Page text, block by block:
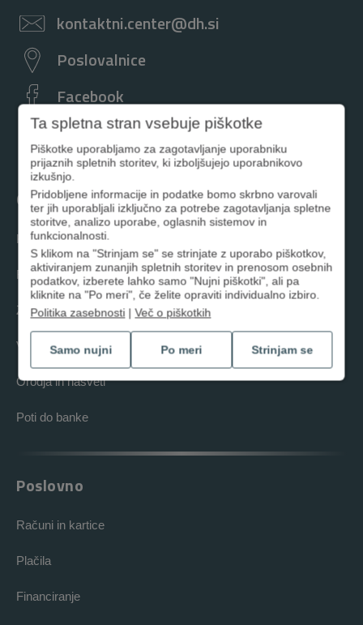
kontaktni.center@dh.si
Poslovalnice
Facebook
Instagram
Osebno
Krediti
Računi in kartice
Zavarovanja
Varčevanja
Orodja in nasveti
Poti do banke
Poslovno
Računi in kartice
Plačila
Financiranje
Ta spletna stran vsebuje piškotke
Piškotke uporabljamo za zagotavljanje uporabniku
prijaznih spletnih storitev, ki izboljšujejo uporabnikovo
izkušnjo.
Pridobljene informacije in podatke bomo skrbno varovali
ter jih uporabljali izključno za potrebe zagotavljanja spletne
storitve, analizo uporabe, oglasnih sistemov in
funkcionalnosti.
S klikom na "Strinjam se" se strinjate z uporabo piškotkov,
aktiviranjem zunanjih spletnih storitev in prenosom osebnih
podatkov, izberete lahko samo "Nujni piškotki", ali pa
kliknite na "Po meri", če želite opraviti individualno izbiro.
Politika zasebnosti |Več o piškotkih
Samo nujni Po meri Strinjam se